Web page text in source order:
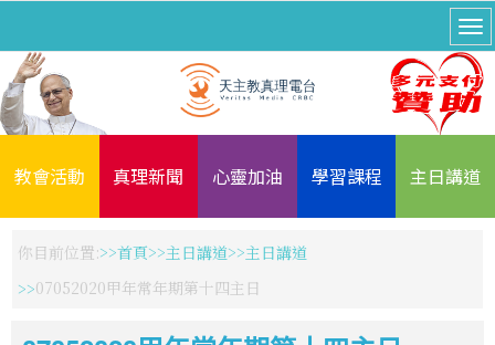
教會活動 真理新聞 心靈加油 學習課程 主日講道
你目前位置: 首頁 主日講道
主日講道
07052020甲年常年期第十四主日